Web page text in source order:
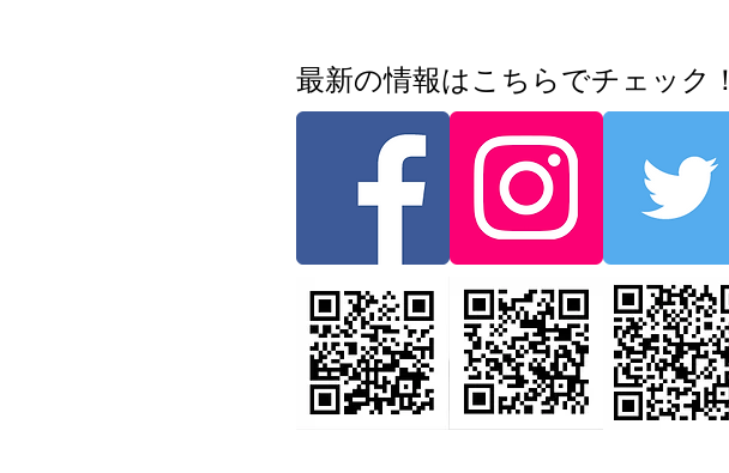
​最新の情報はこちらでチェック！